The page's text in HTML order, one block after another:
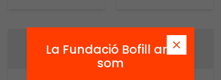
La Fundació Bofill ara
som